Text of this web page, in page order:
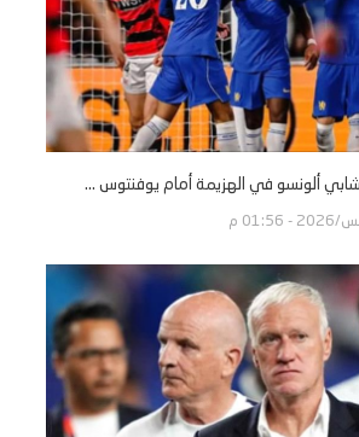
تشابي ألونسو في الهزيمة أمام يوفنتوس ...